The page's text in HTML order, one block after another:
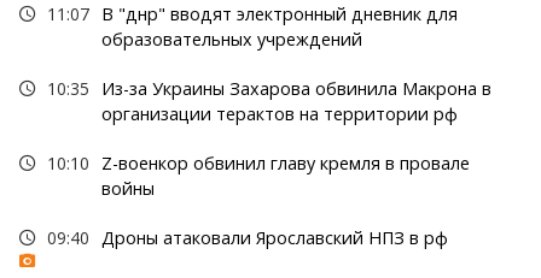
11:07 В "днр" вводят электронный дневник для
образовательных учреждений
10:35
Из-за Украины Захарова обвинила Макрона в
организации терактов на территории рф
10:10
Z-военкор обвинил главу кремля в провале
войны
09:40 Дроны атаковали Ярославский НПЗ в рф